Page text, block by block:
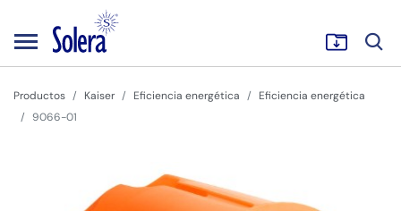
Productos Kaiser Eficiencia energética
Eficiencia energética
9066-01